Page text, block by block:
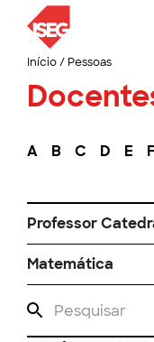
Início/ Pessoas
A B C D E F
Professor
Matemática